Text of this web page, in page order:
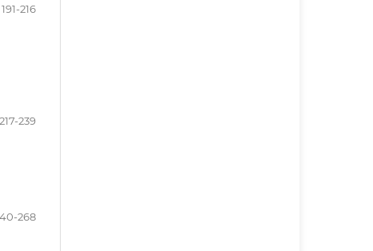
191-216
217-239
268